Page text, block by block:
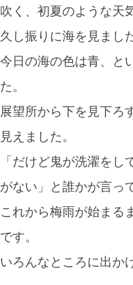
吹く、初夏のような天
久し振りに海を見まし
今日の海の色は青、と
た。
展望所から下を見下ろ
見えました。
「だけど鬼が洗濯を
がない」と誰かが言っ
これから梅雨が始まる
です。
いろんなところに出か